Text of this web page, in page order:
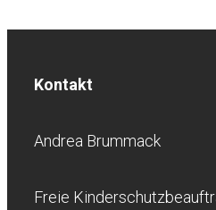
Kontakt
Andrea Brummack
Freie